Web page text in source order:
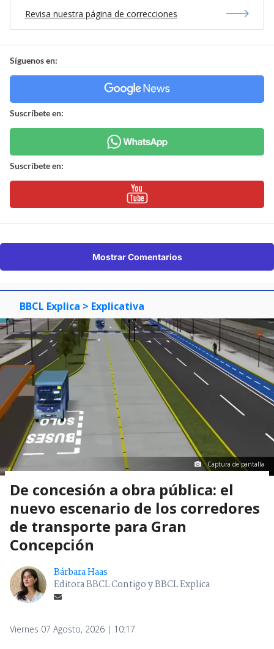
Revisa nuestra página de correcciones
Síguenos en:
Suscríbete en:
Suscríbete en:
Mostrar Comentarios
BBCL Explica > Explicativa
Captura de pantalla
De concesión a obra pública: el
nuevo escenario de los corredores
de transporte para Gran
Concepción
Bárbara Haas
Editora BBCL Contigo y BBCL Explica
Viernes 07 Agosto, 2026 | 10:17